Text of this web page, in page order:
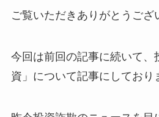
ご覧いただきありがとうござ
今回は前回の記事に続いて、
資」について記事にしており